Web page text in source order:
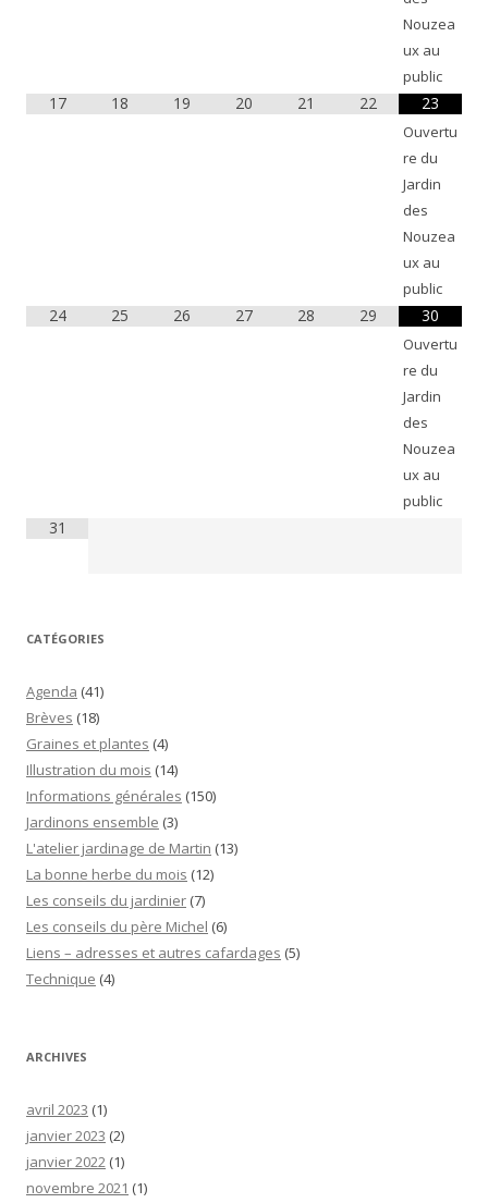
Nouzea
ux au
public
17 18 19 20 21 22 23
Ouvertu
re du
Jardin
des
Nouzea
ux au
public
24 25 26 27 28 29 30
Ouvertu
re du
Jardin
des
Nouzea
ux au
public
31
CATÉGORIES
Agenda (41)
Brèves (18)
Graines et plantes (4)
Illustration du mois (14)
Informations générales (150)
Jardinons ensemble (3)
L'atelier jardinage de Martin (13)
La bonne herbe du mois (12)
Les conseils du jardinier (7)
Les conseils du père Michel (6)
Liens – adresses et autres cafardages (5)
Technique (4)
ARCHIVES
avril 2023 (1)
janvier 2023 (2)
janvier 2022 (1)
novembre 2021 (1)